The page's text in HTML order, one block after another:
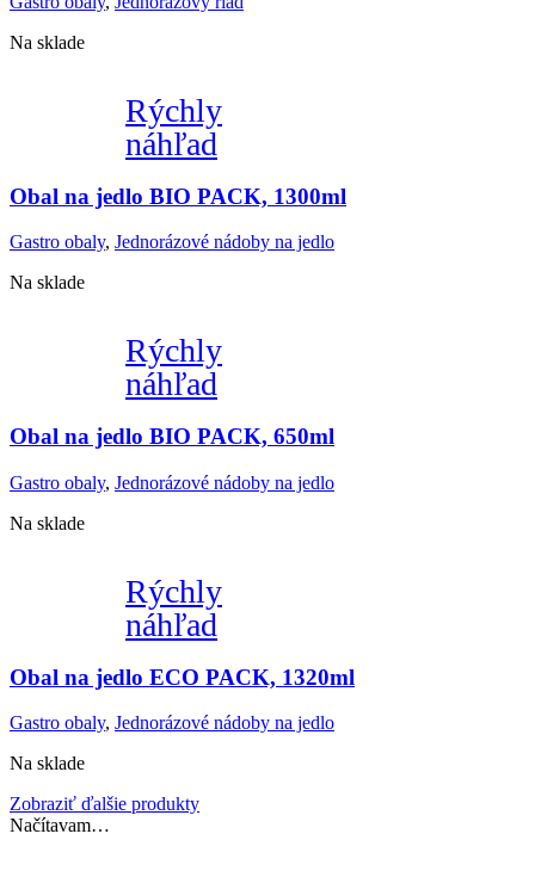
Na sklade
Rýchly
náhľad
Obal na jedlo BIO PACK, 1300ml
Gastro obaly, Jednorázové nádoby na jedlo
Na sklade
Rýchly
náhľad
Obal na jedlo BIO PACK, 650ml
Gastro obaly, Jednorázové nádoby na jedlo
Na sklade
Rýchly
náhľad
Obal na jedlo ECO PACK, 1320ml
Gastro obaly, Jednorázové nádoby na jedlo
Na sklade
Zobraziť ďalšie produkty
Načítavam…